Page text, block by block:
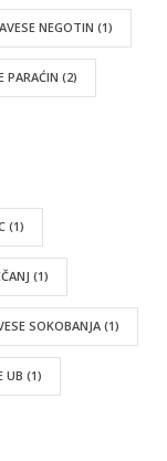
NEGOTIN (1)
PARAĆIN (2)
(1)
(1)
SOKOBANJA(1)
UB (1)